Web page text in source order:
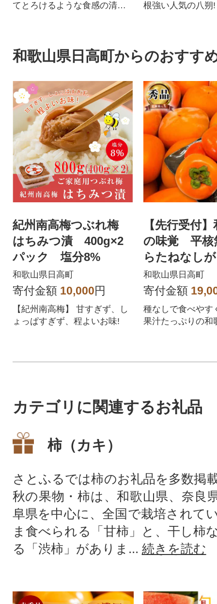
てとろけるような食感の清見
根強い人気の八朔
和歌山県日高町からのおすす
紀州南高梅つぶれ梅
はちみつ漬 400g×2
パック 塩分8%
和歌山県日高町
寄付金額 10,000円
【紀州南高梅】 甘すぎず、し
ょっぱすぎず、程よいお味!
【先行受付
の味覚 平核
らたねなし
7.5kg【日高
和歌山県日高町
寄付金額
種なしで食べやす
果汁たっぷりの和
カテゴリに関連するお礼品
柿（カキ）
さとふるでは柿のお礼品を多数掲
秋の果物・柿は、和歌山県、奈良
阜県を中心に、全国で栽培されて
ま食べられる「甘柿」と、干し柿
る「渋柿」がありま... 続きを読む